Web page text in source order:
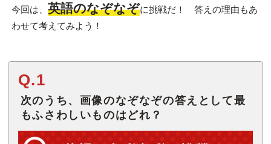
今回は、 英語のなぞなぞに挑戦だ！ 答えの理由もあ
わせて考えてみよう！
Q.1
次のうち、画像のなぞなぞの答えとして最
もふさわしいものはどれ？